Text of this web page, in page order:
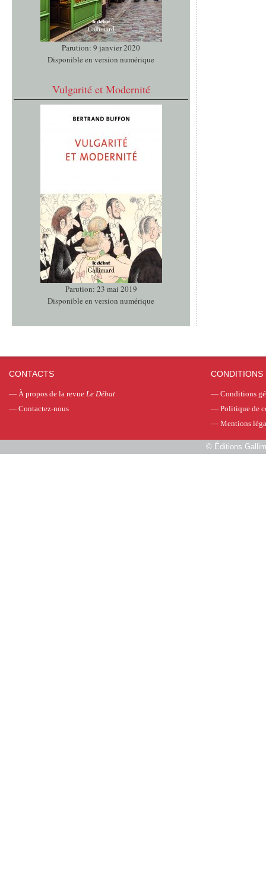
Parution: 9 janvier 2020
Disponible en version numérique
Vulgarité et Modernité
Parution: 23 mai 2019
Disponible en version numérique
CONTACTS
— À propos de la revue Le Débat
— Contactez-nous
CONDITIONS
— Conditions
— Politique de
— Mentions
© Éditions